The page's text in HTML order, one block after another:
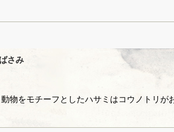
さみ
物をモチーフとしたハサミはコウノトリ